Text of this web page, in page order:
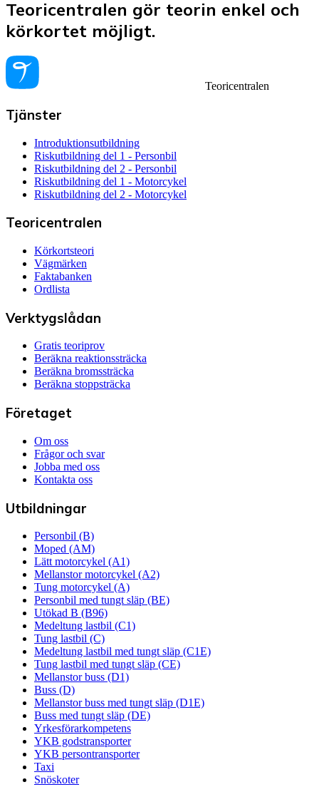
Teoricentralen gör teorin enkel och
körkortet möjligt.
Teoricentralen
Tjänster
Introduktionsutbildning
Riskutbildning del 1 - Personbil
Riskutbildning del 2 - Personbil
Riskutbildning del 1 - Motorcykel
Riskutbildning del 2 - Motorcykel
Teoricentralen
Körkortsteori
Vägmärken
Faktabanken
Ordlista
Verktygslådan
Gratis teoriprov
Beräkna reaktionssträcka
Beräkna bromssträcka
Beräkna stoppsträcka
Företaget
Om oss
Frågor och svar
Jobba med oss
Kontakta oss
Utbildningar
Personbil (B)
Moped (AM)
Lätt motorcykel (A1)
Mellanstor motorcykel (A2)
Tung motorcykel (A)
Personbil med tungt släp (BE)
Utökad B (B96)
Medeltung lastbil (C1)
Tung lastbil (C)
Medeltung lastbil med tungt släp (C1E)
Tung lastbil med tungt släp (CE)
Mellanstor buss (D1)
Buss (D)
Mellanstor buss med tungt släp (D1E)
Buss med tungt släp (DE)
Yrkesförarkompetens
YKB godstransporter
YKB persontransporter
Taxi
Snöskoter